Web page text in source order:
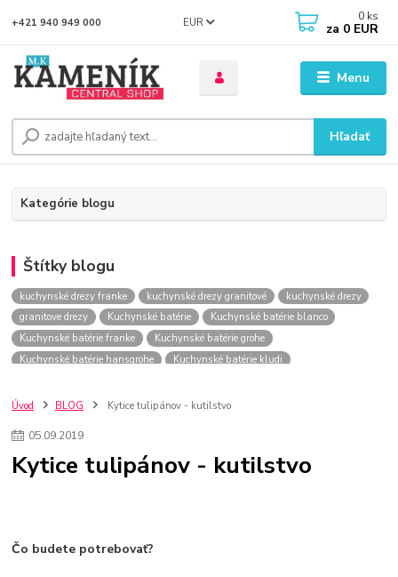
Menu
EUR
Hľadať
+421 940 949 000 0 ks
za 0 EUR
Kategórie blogu
Štítky blogu
kuchynské drezy franke kuchynské drezy granitové
kuchynské drezy
granitove drezy
Kuchynské batérie
Kuchynské batérie blanco
Kuchynské batérie franke
Kuchynské batérie grohe
Kuchynské batérie hansgrohe
Kuchynské batérie kludi
kuchynské batérie sagittarius
kuchynské batérie
kuchynské drezy sety
kúpelňové batérie
vodovodné batérie do kúpelne kuchynske
Umývadlá
Rohové umývadlá
Úvod BLOG Kytice tulipánov - kutilstvo
05.09.2019
Kytice tulipánov - kutilstvo
Čo budete potrebovať?